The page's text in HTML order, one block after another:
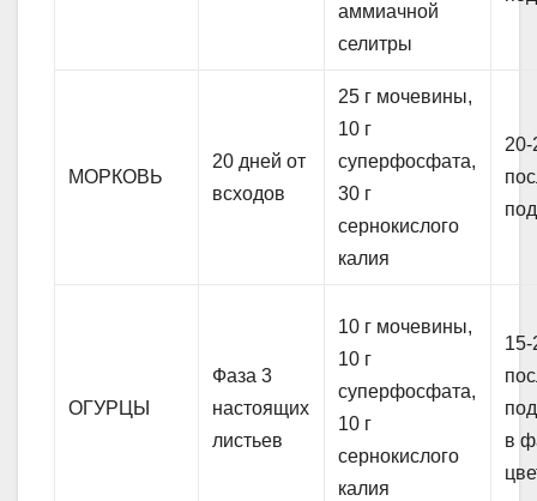
аммиачной
селитры
МОРКОВЬ
20 дней от
всходов
25 г мочевины,
10 г
суперфосфата,
30 г
сернокислого
калия
20-
ОГУРЦЫ
Фаза 3
настоящих
листьев
10 г мочевины,
10 г
суперфосфата,
10 г
сернокислого
калия
15-
в